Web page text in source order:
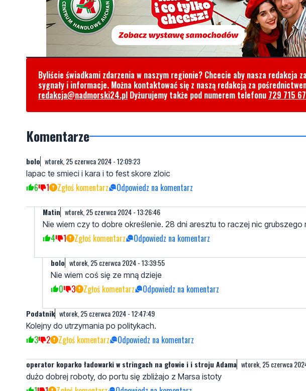
Byliście świadkami zdarzenia w naszym regionie? Chcecie aby nasza redakcja
sygnały i informacje. Można kontaktować się z naszą redakcją za
redakcja@nadmorski24.pl Dyżurujemy także pod numerem telefonu 729 715
Komentarze
bolo wtorek, 25 czerwca 2024 - 12:09:23
lapac te smieci i kara i to fest skore zloic
6 1 Zgłoś komentarz Odpowiedz na komentarz
Matin wtorek, 25 czerwca 2024 - 13:26:46
Nie wiem czy to dobre określenie. 28 dni aresztu to raczej nic grubszego
4 1 Zgłoś komentarz Odpowiedz na komentarz
bolo wtorek, 25 czerwca 2024 - 13:39:55
Nie wiem coś się ze mną dzieje
0 3 Zgłoś komentarz Odpowiedz na komentarz
Podatnik wtorek, 25 czerwca 2024 - 12:47:49
Kolejny do utrzymania po politykach.
3 2 Zgłoś komentarz Odpowiedz na komentarz
operator koparko ładowarki w stringach na głowie i i stroju Adama wtorek, 25 czerwca
dużo dobrej roboty, do portu się zbliżajo z Marsa istoty